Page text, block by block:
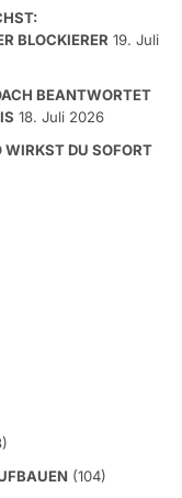
BLOCKIERER 19. Juli
BEANTWORTET
18. Juli 2026
WIRKST DU SOFORT
(104)